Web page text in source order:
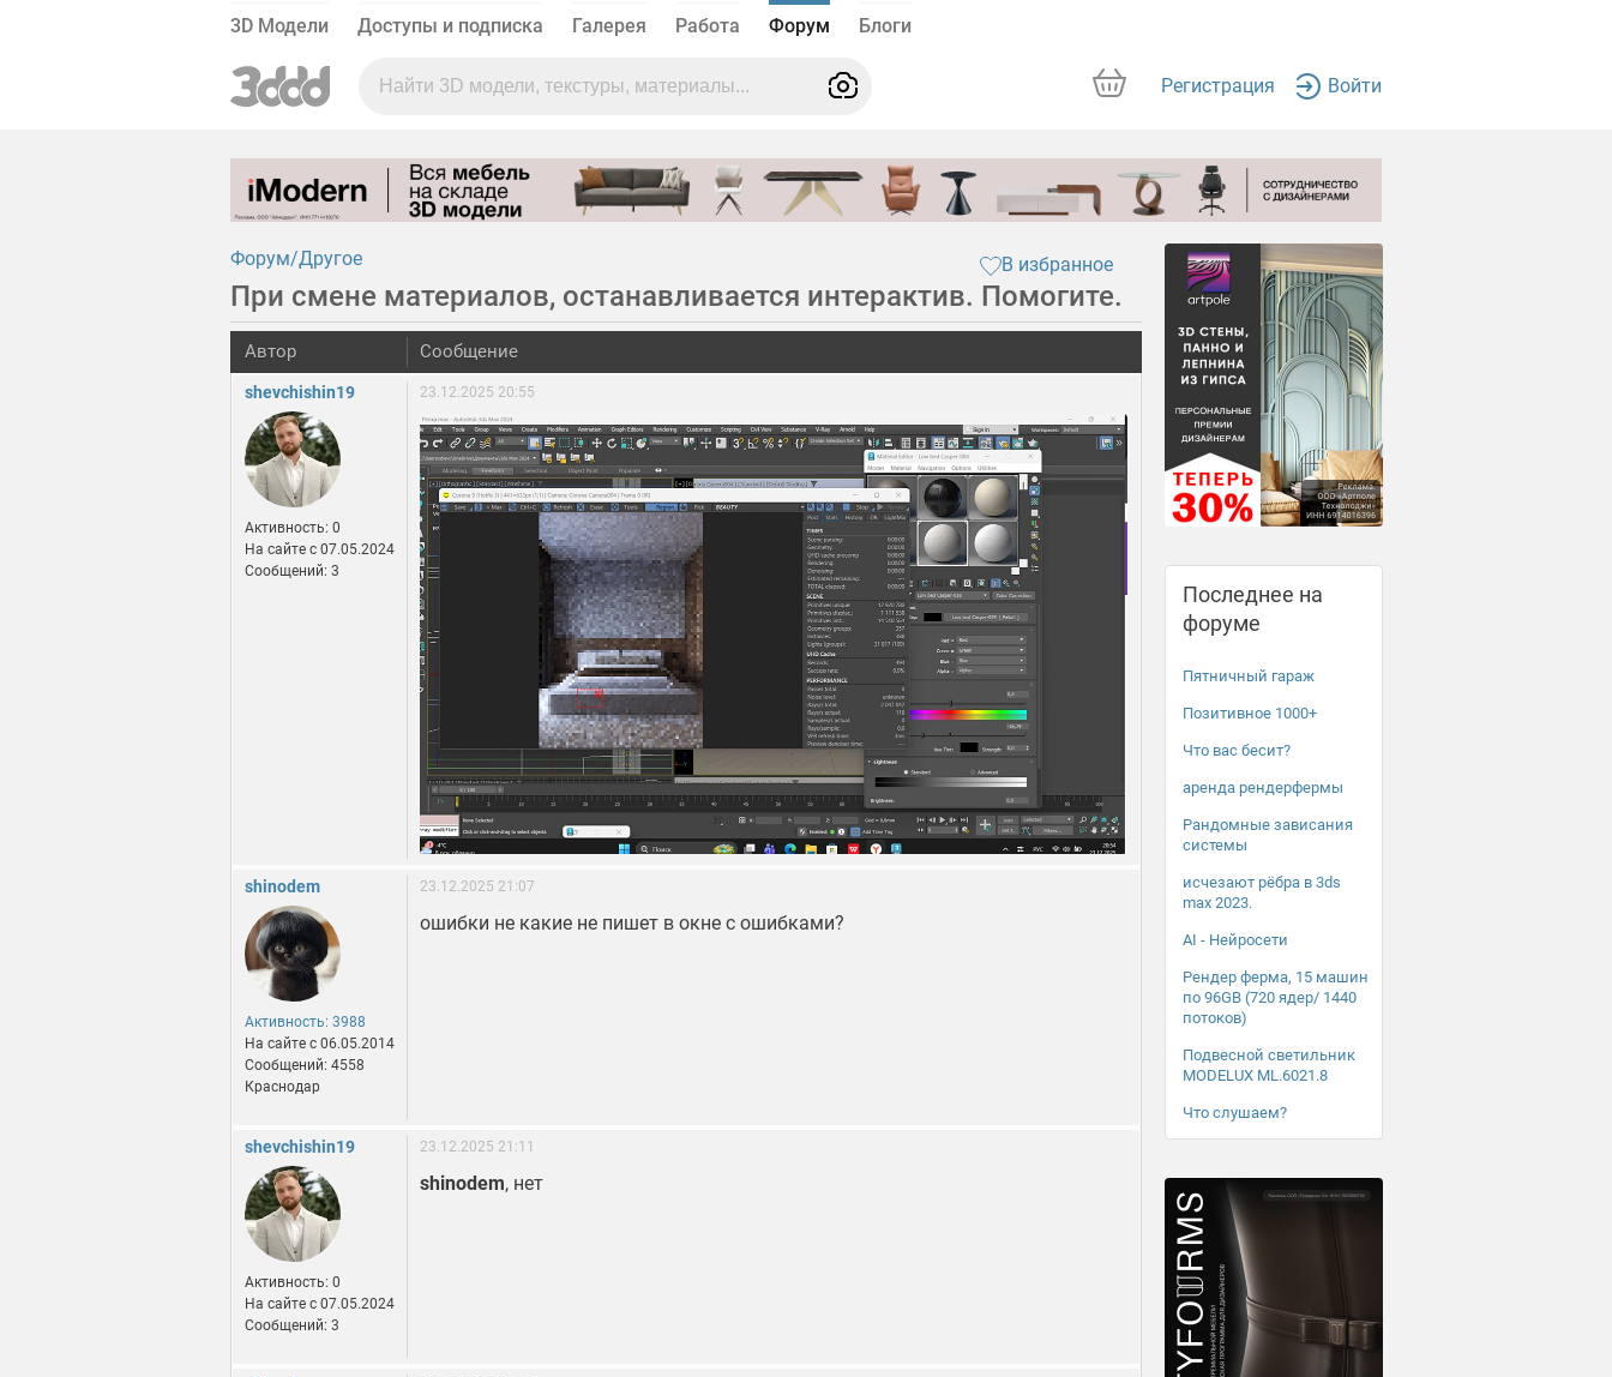
3D Модели Доступы и подписка Галерея Работа Форум Блоги
Регистрация Войти
Форум Другое В избранное
При смене материалов, останавливается интерактив. Помогите.
Автор Сообщение
shevchishin19
Активность: 0
На сайте c 07.05.2024
Сообщений: 3
23.12.2025 20:55
shinodem
Активность: 3988
На сайте c 06.05.2014
Сообщений: 4558
Краснодар
23.12.2025 21:07
ошибки не какие не пишет в окне с ошибками?
shevchishin19
Активность: 0
На сайте c 07.05.2024
Сообщений: 3
23.12.2025 21:11
shinodem, нет
Последнее на
форуме
Пятничный гараж
Позитивное 1000+
Что вас бесит?
аренда рендерфермы
Рандомные зависания
системы
исчезают рёбра в 3ds
max 2023.
AI - Нейросети
Рендер ферма, 15 машин
по 96GB (720 ядер/ 1440
потоков)
Подвесной светильник
MODELUX ML.6021.8
Что слушаем?